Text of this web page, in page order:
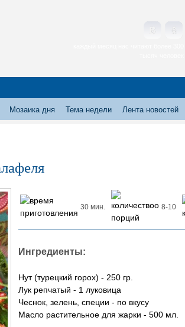
Мозаика дня Тема недели Лента новостей
30 мин. 8-10
Ингредиенты:
Нут (турецкий горох) - 250 гр.
Лук репчатый - 1 луковица
Чеснок, зелень, специи - по вкусу
Масло растительное для жарки - 500 мл.